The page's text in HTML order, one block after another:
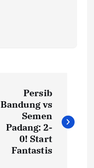
Persib
Bandung vs
Semen
Padang: 2-
0! Start
Fantastis